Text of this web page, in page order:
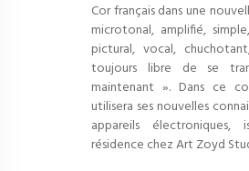
Cor français dans une
microtonal, amplifié,
pictural, vocal,
toujours libre de se
maintenant ». Dans ce
utilisera ses nouvelles
appareils
résidence chez Art Zoyd